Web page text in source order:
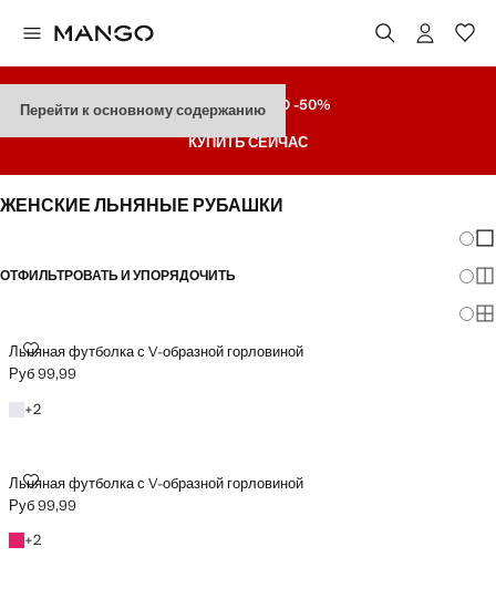
Перейти к основному содержанию
РАСПРОДАЖА
ДO -50%
КУПИТЬ СЕЙЧАС
ЖЕНСКИЕ ЛЬНЯНЫЕ РУБАШКИ
ОТФИЛЬТРОВАТЬ И УПОРЯДОЧИТЬ
Льняная футболка с V-образной горловиной
ЛЬНЯНАЯ ФУТБОЛКА С V-ОБРАЗНОЙ ГОРЛОВИНОЙ
Текущая цена [Руб 99,99 ]
Руб 99,99
Белый
+2
+2 цвета
Льняная футболка с V-образной горловиной
ЛЬНЯНАЯ ФУТБОЛКА С V-ОБРАЗНОЙ ГОРЛОВИНОЙ
Текущая цена [Руб 99,99 ]
Руб 99,99
Фуксия
+2
+2 цвета